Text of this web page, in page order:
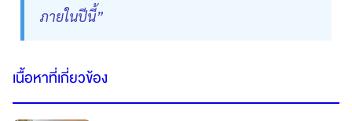
ภายในปีนี้”
เนื้อหาที่เกี่ยวข้อง